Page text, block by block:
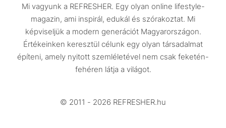
Utazás
Életmód
Design
Beszélgetések
Videó
Mi vagyunk a REFRESHER. Egy olyan online lifestyle-
magazin, ami inspirál, edukál és szórakoztat. Mi
képviseljük a modern generációt Magyarországon.
Értékeinken keresztül célunk egy olyan társadalmat
építeni, amely nyitott szemléletével nem csak feketén-
fehéren látja a világot.
© 2011 - 2026 REFRESHER.hu